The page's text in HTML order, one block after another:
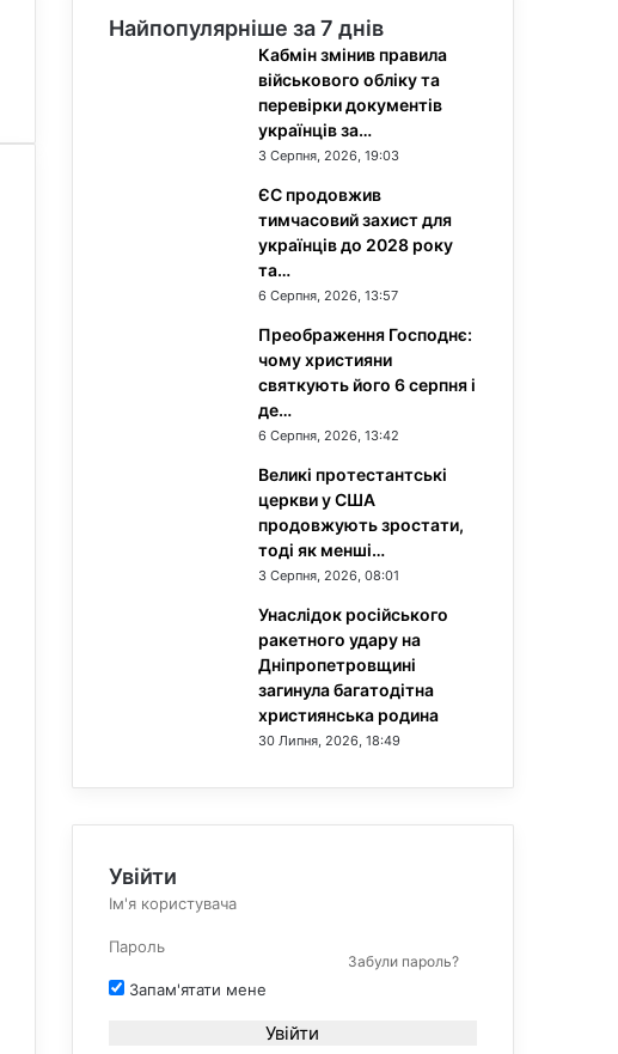
Найпопулярніше за 7 днів
Кабмін змінив правила
військового обліку та
перевірки документів
українців за…
3 Серпня, 2026, 19:03
ЄС продовжив
тимчасовий захист для
українців до 2028 року
та…
6 Серпня, 2026, 13:57
Преображення Господнє:
чому християни
святкують його 6 серпня і
де…
6 Серпня, 2026, 13:42
Великі протестантські
церкви у США
продовжують зростати,
тоді як менші…
3 Серпня, 2026, 08:01
Унаслідок російського
ракетного удару на
Дніпропетровщині
загинула багатодітна
християнська родина
30 Липня, 2026, 18:49
Увійти
Забули пароль?
Запам'ятати мене
Увійти